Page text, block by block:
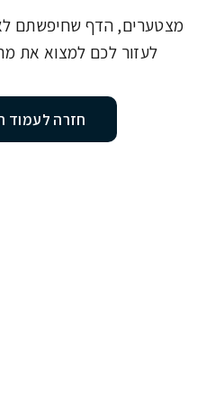
מצטערים, הדף שחיפשתם
לעזור לכם למצוא את
חזרה לעמוד